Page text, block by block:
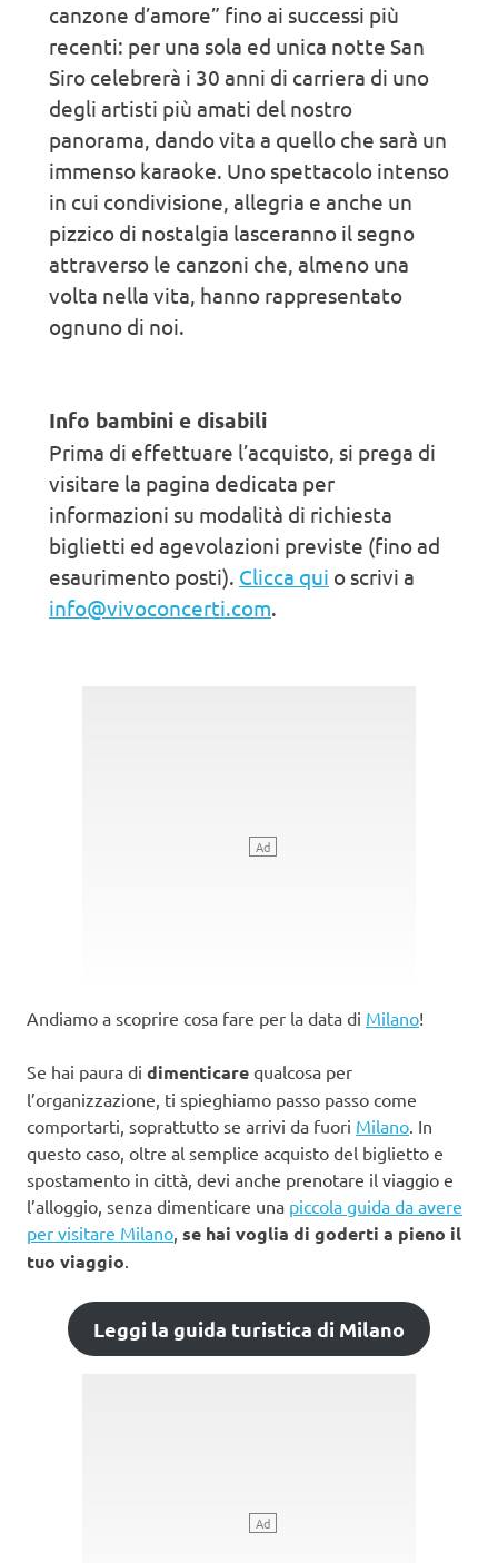
canzone d’amore” fino ai successi più
recenti: per una sola ed unica notte San
Siro celebrerà i 30 anni di carriera di uno
degli artisti più amati del nostro
panorama, dando vita a quello che sarà un
immenso karaoke. Uno spettacolo intenso
in cui condivisione, allegria e anche un
pizzico di nostalgia lasceranno il segno
attraverso le canzoni che, almeno una
volta nella vita, hanno rappresentato
ognuno di noi.
Info bambini e disabili
Prima di effettuare l’acquisto, si prega di
visitare la pagina dedicata per
informazioni su modalità di richiesta
biglietti ed agevolazioni previste (fino ad
esaurimento posti). Clicca qui o scrivi a
info@vivoconcerti.com.
Andiamo a scoprire cosa fare per la data di Milano!
Se hai paura di dimenticare qualcosa per
l’organizzazione, ti spieghiamo passo passo come
comportarti, soprattutto se arrivi da fuori Milano . In
questo caso, oltre al semplice acquisto del biglietto e
spostamento in città, devi anche prenotare il viaggio e
l’alloggio, senza dimenticare una piccola guida da avere
per visitare Milano se hai voglia di goderti a pieno il
tuo viaggio
Leggi la guida turistica di Milano